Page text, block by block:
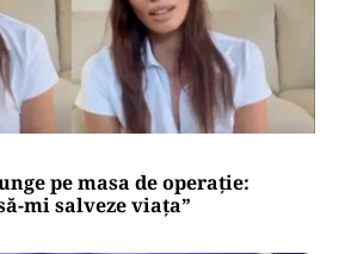
pe masa de operație:
mi salveze viața”